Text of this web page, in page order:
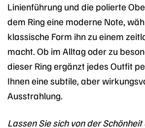
Linienführung und die polierte
dem Ring eine moderne Note,
klassische Form ihn zu einem
macht. Ob im Alltag oder zu
dieser Ring ergänzt jedes Outfit
Ihnen eine subtile, aber
Ausstrahlung.
Lassen Sie sich von der Schönheit